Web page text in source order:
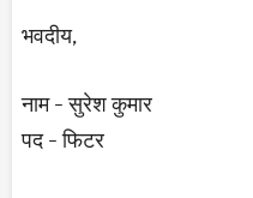
भवदीय,
नाम - सुरेश कुमार
पद - फिटर